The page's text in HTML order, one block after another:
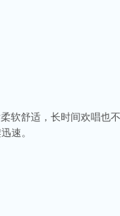
软舒适，长时间欢唱也
速。